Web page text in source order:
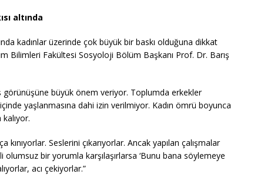
altında
kadınlar üzerinde çok büyük bir baskı olduğuna dikkat
Bilimleri Fakültesi Sosyoloji Bölüm Başkanı Prof. Dr. Barış
görünüşüne büyük önem veriyor. Toplumda erkekler
yaşlanmasına dahi izin verilmiyor. Kadın ömrü boyunca
kınıyorlar. Seslerini çıkarıyorlar. Ancak yapılan çalışmalar
olumsuz bir yorumla karşılaşırlarsa ‘Bunu bana söylemeye
acı çekiyorlar.”